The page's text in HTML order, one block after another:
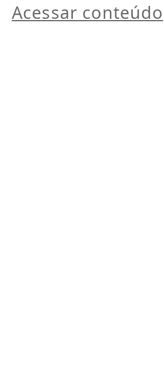
Acessar conteúdo